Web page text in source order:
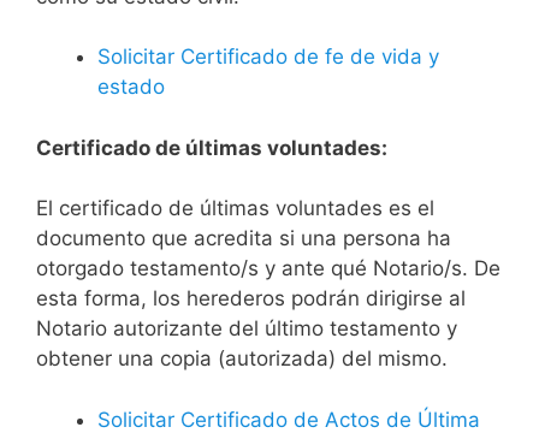
Solicitar Certificado de fe de vida y
estado
Certificado de últimas voluntades:
El certificado de últimas voluntades es el
documento que acredita si una persona ha
otorgado testamento/s y ante qué Notario/s. De
esta forma, los herederos podrán dirigirse al
Notario autorizante del último testamento y
obtener una copia (autorizada) del mismo.
Solicitar Certificado de Actos de Última